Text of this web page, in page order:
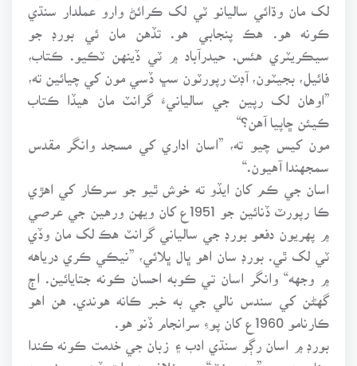
لک مان وڌائي ساليانو ٽي لک ڪرائڻ وارو عملدار سنڌي
ڪونه هو. هڪ پنجابي هو. تڏهن مان ئي بورڊ جو
سيڪريٽري هئس. حيدرآباد ۾ ٽي ڏينهن ٽڪيو. ڪتاب،
فائيل، بجيٽون، آڊٽ رپورٽون سڀ ڏسي مون کي چيائين ته،
”اوهان لک رپين جي ساليانيءَ گرانٽ مان هيڏا ڪتاب
ڪيئن ڇاپيا آهن؟“
مون کيس چيو ته، ”اسان اداري کي مسجد وانگر مقدس
سمجهندا آهيون.“
اسان جي ڪم کان ايڏو ته خوش ٿيو جو سرڪار کي اهڙي
ڪا رپورٽ ڏنائين جو 1951ع کان ويهن ورهين جي عرصي
۾ پهريون دفعو بورڊ جي سالياني گرانٽ هڪ لک مان وڏي
ٽي لک ٿي. بورڊ سان اهو ڀال ڀلائي، ”نيڪي ڪري درياهه
۾ وجهه“ وانگر اسان تي ڪوبه احسان ڪونه جتايائين. اڄ
گهڻن کي سندس نالي جي به خبر ڪانه هوندي. هن اهو
ڪارنامو 1960ع کان پوءِ سرانجام ڏنو هو.
بورڊ ۾ اسان رڳو سنڌي ادب ۽ زبان جي خدمت ڪونه ڪندا
هئاسون، پر، ”ون يونٽ“ جي خلاف به رات ڏينهن دونهيون